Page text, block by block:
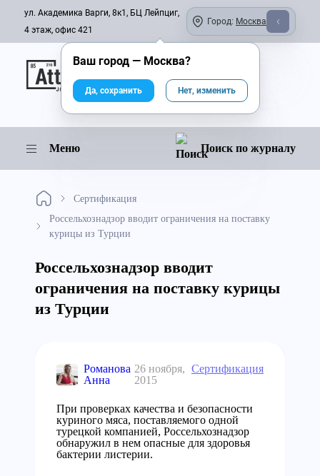
ул. Академика Варги, 8к1, БЦ Лейпциг,
4 этаж, офис 421
Город: Москва
Онлайн-журнал
Меню Поиск по журналу
Сертификация
Россельхознадзор вводит ограничения на поставку
курицы из Турции
Россельхознадзор вводит
ограничения на поставку курицы
из Турции
Романова
Анна
26 ноября,
2015
Сертификация
При проверках качества и безопасности
куриного мяса, поставляемого одной
турецкой компанией, Россельхознадзор
обнаружил в нем опасные для здоровья
бактерии листерии.
Ваш город — Москва?
Да, сохранить Нет, изменить